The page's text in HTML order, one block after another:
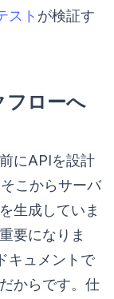
スト が検証す
フローへ
にAPIを設計
こからサーバ
生成していま
要になりま
キュメントで
からです。仕